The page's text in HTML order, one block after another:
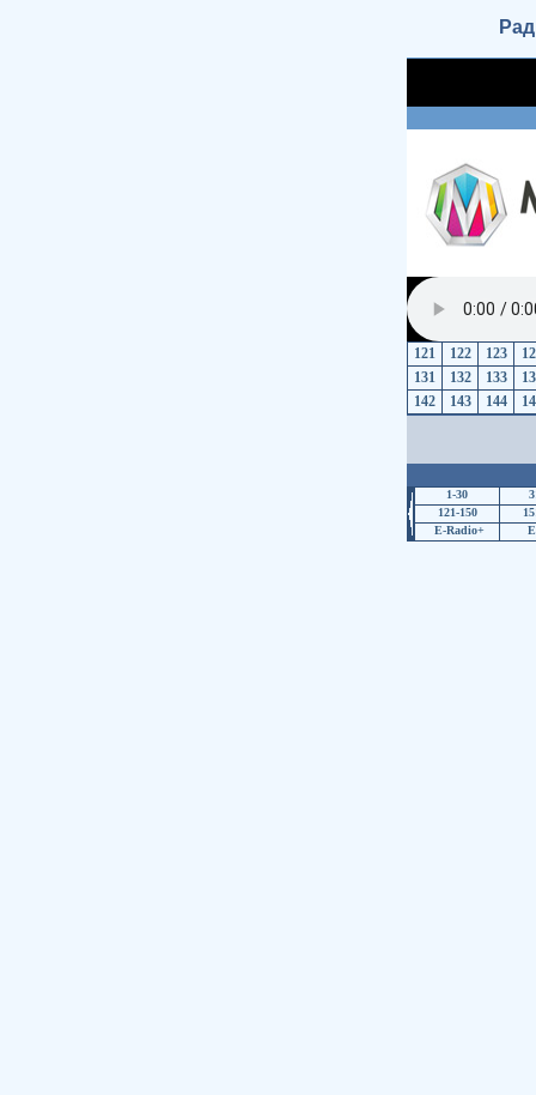
121 122 123
131
132 133
142
143 144
1-30
121-150
E-Radio+